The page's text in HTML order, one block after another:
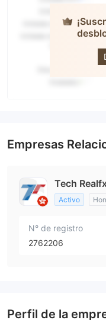
Empresas
Tech
Activo
N° de registro
2762206
Perfil de la